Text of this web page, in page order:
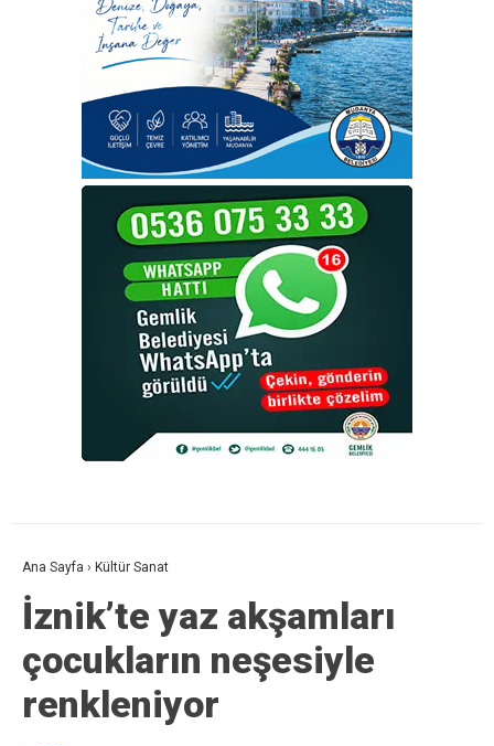
Ana Sayfa › Kültür Sanat
İznik’te yaz akşamları
çocukların neşesiyle
renkleniyor